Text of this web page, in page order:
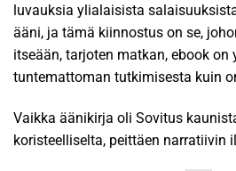
luvauksia ylialaisista
ääni, ja tämä kiinnostus on se,
itseään, tarjoten matkan, ebook on
tuntemattoman tutkimisesta kuin
Vaikka äänikirja oli Sovitus
koristeelliselta, peittäen narratiivin